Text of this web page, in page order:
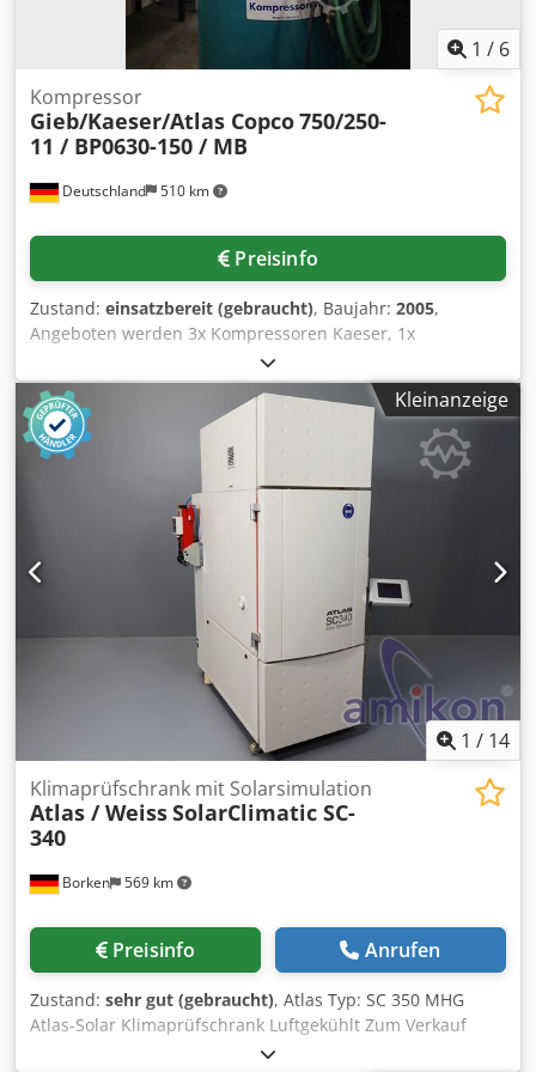
1 / 6
Deutschland 510 km
Kompressor
Gieb/Kaeser/Atlas Copco750/250-
11 / BP0630-150 / MB
Preisinfo
Zustand: einsatzbereit (gebraucht), Baujahr: 2005,
Angeboten werden 3x Kompressoren Kaeser, 1x
Kompressor Gieb, 1x Kompressor Atlas Copco und ein
Druckbehälter Maschinen- und Behälterbau. 1)
Kompressor Gieb, 750/250-11, Baujahr: 2005, max.
Betriebsdruck: 11bar, Ansaugleistung: 750l/min,
Leistungsbedarf: 4,0kW. 2) 3x Kompressoren Kaeser EPC
630-150, Baujahr: 1995, max. Betriebsdruck: 10bar,
Hubvolumenstrom: 630l/min, Motorleistung: 3,0kW. 3)
Kompressor Atlas Copco LT mit Schallhaube,
Betriebsdruck: 15bar. 6) Druckbehälter Maschinen- und
Behälterbau, Volumen: 350l, Baujahr: 1997, max.
Betriebsdruck: 16bar, Temperaturbereich: -10°C bis +50°C.
Eine Besichtigung vor Ort ist möglich. Djdszmh Uaopfx Al
Kleinanzeige
1 / 14
Borken 569 km
Klimaprüfschrank mit Solarsimulation
Atlas / WeissSolarClimatic SC-
340
Preisinfo Anrufen
Zustand: sehr gut (gebraucht), Atlas Typ: SC 350 MHG
Atlas-Solar Klimaprüfschrank Luftgekühlt Zum Verkauf
steht ein ATLAS SC-340 MHG SolarClimatic Prüfschrank